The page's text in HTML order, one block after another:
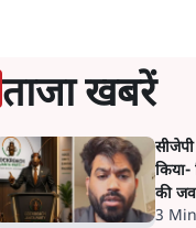
ताजा खबरें
किया-
की
3 Min